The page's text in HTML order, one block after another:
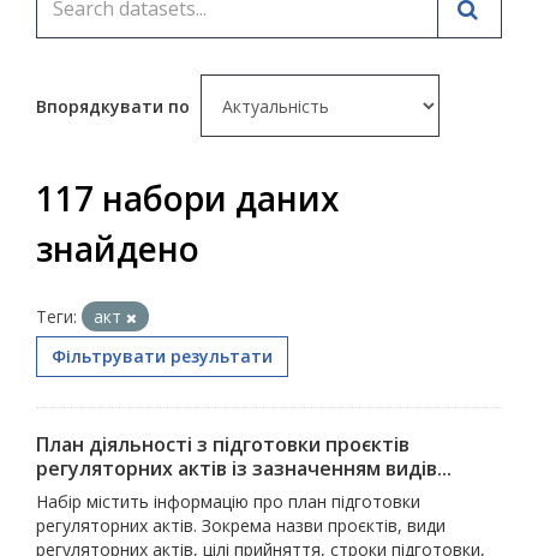
Впорядкувати по
117 набори даних
знайдено
Теги:
акт
Фільтрувати результати
План діяльності з підготовки проєктів
регуляторних актів із зазначенням видів...
Набір містить інформацію про план підготовки
регуляторних актів. Зокрема назви проєктів, види
регуляторних актів, цілі прийняття, строки підготовки,